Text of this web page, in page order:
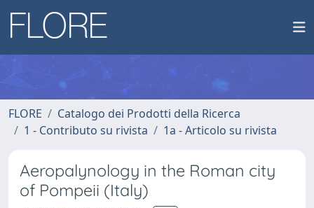
FLORE
Catalogo dei Prodotti della Ricerca
1 - Contributo su rivista
1a - Articolo su rivista
Aeropalynology in the Roman city
of Pompeii (Italy)